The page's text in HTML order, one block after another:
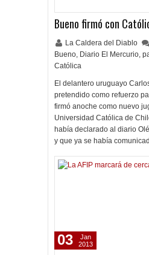
Bueno firmó con
La Caldera del Diablo
Bueno, Diario El Mercurio,
Católica
El delantero uruguayo
pretendido como refuerzo
firmó anoche como nuevo
Universidad Católica de
había declarado al diario
y que ya se había
03
Jan
2013